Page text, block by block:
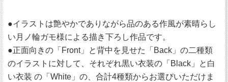
●イラストは艶やかでありながら品のある作風が素晴らし
い月ノ輪ガモ様による描き下ろし作品です。
●正面向きの「Front」と背中を見せた「Back」の二種類
のイラストに対して、それぞれ黒い衣装の「Black」と白
い衣装 の「White」の、合計4種類からお選びいただけま